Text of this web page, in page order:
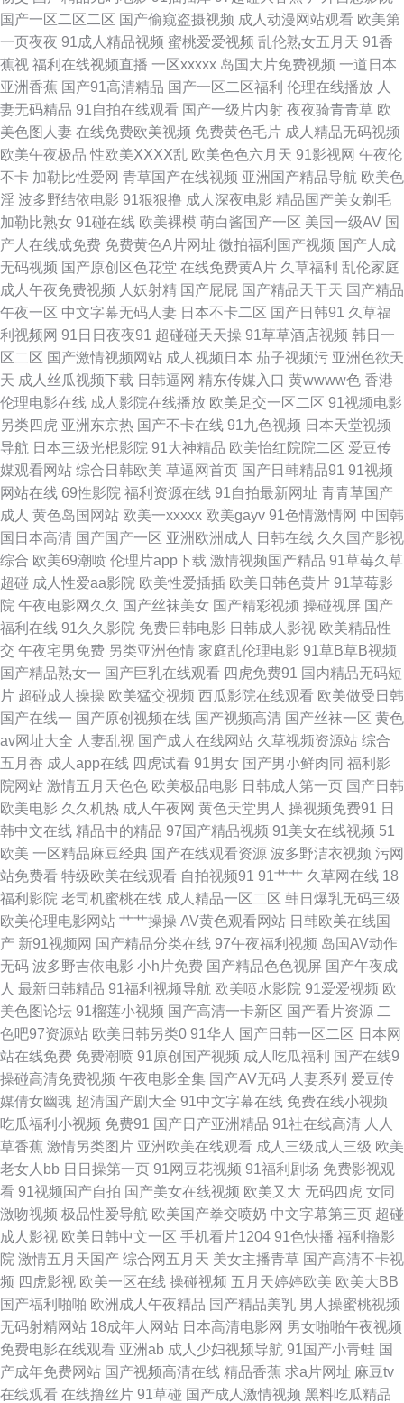
看 99热人与兽 99精品小视频 久久海角91 中文字幕37页 A片黄色视屏 五月
久久亚洲伊人 91人人超碰在线 91国在线等 91狠狠超碰 肏屄国产视频肏屄
波多野结依无码视频 九色導航 福利日在线观看 92AV在线 97不卡的在线视频
91热资源站错所 91草小妹 日韩无码久久级 久久人人草97 国产福利视频网导
航 日韩精品无码网址 91福利免费 91九色蝌蚪蜜桃人妻 91fuli在线 91AV快播
91豆花网亚 在线观看下载黄 亚洲久热成人色网 色猫av影院 欧美久久 久久国
产精品9199 久久成人网视频 www久久色com 海角免费tv 麻豆精品传媒国产
日韩另类无码AV 日韩综合视频专区 日韩人妻tst 欧美妞干网 九一热re 久久一
久久一久久 老牛香蕉视频 久草热99 久草视频久久色 久草久久草在线 久久国
产人妻区 日本韩国在线不卡视频 五月婷最新网址 91的美女视频 91啦福利视
频 婷婷五月天se 亚洲丝浆 爱草人人网 色狼窝AV影院 91碰碰 黄色废料 亚洲
日韩天美 91在线色情电影 欧美黄色网址 91ncom指南 成全高清大全免费 欧
美久久成人 91n视频在线观看 东方AV在线新网址 人人99爱爽 91福利射视频
大香蕉论坛 五月花综合网 五月男人天堂 91海角社区在线看 男人色天堂 波多
野衣五级片 91nav入口观看 另类无码变态 婷婷五月四房色在线 99热热色网
站 成人cao逼视频导航 日韩三级在线 色五月丁香激情播播网 91人妻性爱超
碰 99久久高清免费视频 日韩美女电影 一本道欧美日A∨ 久久国产人妻区
91com看片 传媒福利在线导航 青青草视频人人干 91社区论坛 久久中文骚 在
线91深夜福利 豆花网站官网入口 成人伊人大香蕉 1024吃瓜官网入口 婷婷五
月综合五区 www超碰肏屄在线 四虎传媒影院 91网站永久免费看视频 蜜桃性
视频免费看 91tv在线观看 久久草午夜福利视频 91vv视频福利社 久久人妻网
国内免费观看在线 91国产成人导航 欧美日韩福利成人在线 91视频在线免费
观看 另类网址 91超碰在线人人 国产精诚精品 无码中文字幕乱 91新址
91NAV作品视频 免费阿Ⅴ 91猫先生视频 黑人欧美性爱 91ncom草 成人91va
色老六综合 91人妻人人造人人爽 九一影院天美传媒 伊人青青91 91福利小视
玖玖热99 91小视频大全在线观看 人妻aU在线 91青青草97资源 玖玖伊大香
蕉 91白嫩视频精品 国产精品一区不卡 91九九主播 久久国产久久 91黑黄网
国内黄色片 丝袜人妻无码专区视频 日韩高清无码专区 wwwav先锋 日日摸夜
夜爽 91夜色国产www 婷婷五月花 超碰自拍97自拍 婷婷在线一区 91视频入
口竹菊 在线观看AV大片 色情伦理午夜大片 俺去也影院 日本www青青草 91
熟女探花 婷婷色五月份 国产区第二页 国产成人国产精品 影音先锋aaa资源
国产一区二区二区 国产偷窥盗摄视频 成人动漫网站观看 欧美第
一页夜夜 91成人精品视频 蜜桃爱爱视频 乱伦熟女五月天 91香
蕉视 福利在线视频直播 一区xxxxx 岛国大片免费视频 一道日本
亚洲香蕉 国产91高清精品 国产一区二区福利 伦理在线播放 人
妻无码精品 91自拍在线观看 国产一级片内射 夜夜骑青青草 欧
美色图人妻 在线免费欧美视频 免费黄色毛片 成人精品无码视频
欧美午夜极品 性欧美ⅩⅩⅩⅩ乱 欧美色色六月天 91影视网 午夜伦
不卡 加勒比性爱网 青草国产在线视频 亚洲国产精品导航 欧美色
淫 波多野结依电影 91狠狠撸 成人深夜电影 精品国产美女剃毛
加勒比熟女 91碰在线 欧美裸模 萌白酱国产一区 美国一级AV 国
产人在线成免费 免费黄色A片网址 微拍福利国产视频 国产人成
无码视频 国产原创区色花堂 在线免费黄A片 久草福利 乱伦家庭
成人午夜免费视频 人妖射精 国产屁屁 国产精品天干天 国产精品
午夜一区 中文字幕无码人妻 日本不卡二区 国产日韩91 久草福
利视频网 91日日夜夜91 超碰碰天天操 91草草酒店视频 韩日一
区二区 国产激情视频网站 成人视频日本 茄子视频污 亚洲色欲天
天 成人丝瓜视频下载 日韩逼网 精东传媒入口 黄wwww色 香港
伦理电影在线 成人影院在线播放 欧美足交一区二区 91视频电影
另类四虎 亚洲东京热 国产不卡在线 91九色视频 日本天堂视频
导航 日本三级光棍影院 91大神精品 欧美怡红院院二区 爱豆传
媒观看网站 综合日韩欧美 草逼网首页 国产日韩精品91 91视频
网站在线 69性影院 福利资源在线 91自拍最新网址 青青草国产
成人 黄色岛国网站 欧美一xxxxx 欧美gayv 91色情激情网 中国韩
国日本高清 国产国产一区 亚洲欧洲成人 日韩在线 久久国产影视
综合 欧美69潮喷 伦理片app下载 激情视频国产精品 91草莓久草
超碰 成人性爱aa影院 欧美性爱插插 欧美日韩色黄片 91草莓影
院 午夜电影网久久 国产丝袜美女 国产精彩视频 操碰视屏 国产
福利在线 91久久影院 免费日韩电影 日韩成人影视 欧美精品性
交 午夜宅男免费 另类亚洲色情 家庭乱伦理电影 91草B草B视频
国产精品熟女一 国产巨乳在线观看 四虎免费91 国内精品无码短
片 超碰成人操操 欧美猛交视频 西瓜影院在线观看 欧美做受日韩
国产在线一 国产原创视频在线 国产视频高清 国产丝袜一区 黄色
av网址大全 人妻乱视 国产成人在线网站 久草视频资源站 综合
五月香 成人app在线 四虎试看 91男女 国产男小鲜肉同 福利影
院网站 激情五月天色色 欧美极品电影 日韩成人第一页 国产日韩
欧美电影 久久机热 成人午夜网 黄色天堂男人 操视频免费91 日
韩中文在线 精品中的精品 97国产精品视频 91美女在线视频 51
欧美 一区精品麻豆经典 国产在线观看资源 波多野洁衣视频 污网
站免费看 特级欧美在线观看 自拍视频91 91艹艹 久草网在线 18
福利影院 老司机蜜桃在线 成人精品一区二区 韩日爆乳无码三级
欧美伦理电影网站 艹艹操操 AV黄色观看网站 日韩欧美在线国
产 新91视频网 国产精品分类在线 97午夜福利视频 岛国AV动作
无码 波多野吉依电影 小h片免费 国产精品色色视屏 国产午夜成
人 最新日韩精品 91福利视频导航 欧美喷水影院 91爱爱视频 欧
美色图论坛 91榴莲小视频 国产高清一卡新区 国产看片资源 二
色吧97资源站 欧美日韩另类0 91华人 国产日韩一区二区 日本网
站在线免费 免费潮喷 91原创国产视频 成人吃瓜福利 国产在线9
操碰高清免费视频 午夜电影全集 国产AV无码 人妻系列 爱豆传
媒倩女幽魂 超清国产剧大全 91中文字幕在线 免费在线小视频
吃瓜福利小视频 免费91 国产日产亚洲精品 91社在线高清 人人
草香蕉 激情另类图片 亚洲欧美在线观看 成人三级成人三级 欧美
老女人bb 日日操第一页 91网豆花视频 91福利剧场 免费影视观
看 91视频国产自拍 国产美女在线视频 欧美又大 无码四虎 女同
激吻视频 极品性爱导航 欧美国产拳交喷奶 中文字幕第三页 超碰
成人影视 欧美日韩中文一区 手机看片1204 91色快播 福利撸影
院 激情五月天国产 综合网五月天 美女主播青草 国产高清不卡视
频 四虎影视 欧美一区在线 操碰视频 五月天婷婷欧美 欧美大BB
国产福利啪啪 欧洲成人午夜精品 国产精品美乳 男人操蜜桃视频
无码射精网站 18成年人网站 日本高清电影网 男女啪啪午夜视频
免费电影在线观看 亚洲ab 成人少妇视频导航 91国产小青蛙 国
产成年免费网站 国产视频高清在线 精品香蕉 求a片网址 麻豆tv
在线观看 在线撸丝片 91草碰 国产成人激情视频 黑料吃瓜精品